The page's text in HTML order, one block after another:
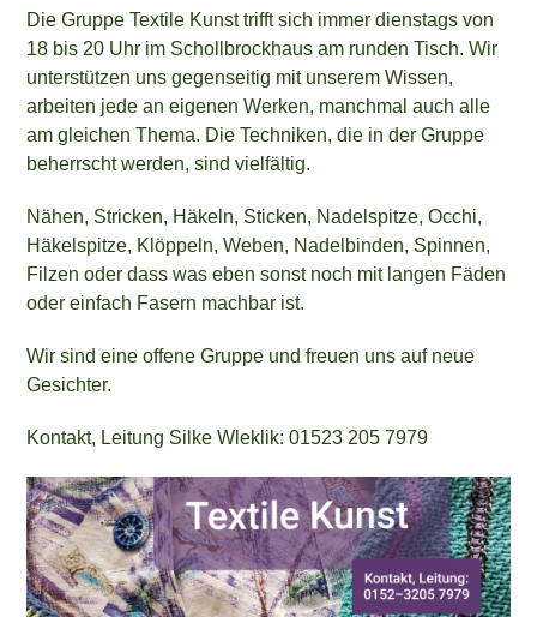
Die Gruppe Textile Kunst trifft sich immer dienstags von
18 bis 20 Uhr im Schollbrockhaus am runden Tisch. Wir
unterstützen uns gegenseitig mit unserem Wissen,
arbeiten jede an eigenen Werken, manchmal auch alle
am gleichen Thema. Die Techniken, die in der Gruppe
beherrscht werden, sind vielfältig.
Nähen, Stricken, Häkeln, Sticken, Nadelspitze, Occhi,
Häkelspitze, Klöppeln, Weben, Nadelbinden, Spinnen,
Filzen oder dass was eben sonst noch mit langen Fäden
oder einfach Fasern machbar ist.
Wir sind eine offene Gruppe und freuen uns auf neue
Gesichter.
Kontakt, Leitung Silke Wleklik: 01523 205 7979